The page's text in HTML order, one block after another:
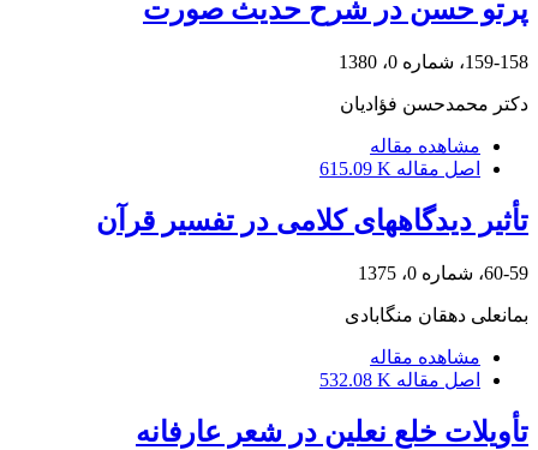
پرتو حسن در شرح حدیث صورت
159-158، شماره 0، 1380
دکتر محمدحسن فؤادیان
مشاهده مقاله
اصل مقاله 615.09 K
تأثیر دیدگاههای کلامی در تفسیر قرآن
60-59، شماره 0، 1375
بمانعلی دهقان منگابادی
مشاهده مقاله
اصل مقاله 532.08 K
تأویلات خلع نعلین در شعر عارفانه